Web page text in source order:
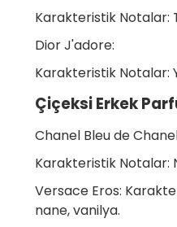
Karakteristik Notalar:
Dior J'adore:
Karakteristik Notalar:
Çiçeksi Erkek
Chanel Bleu de
Karakteristik Notalar:
Versace Eros:
nane, vanilya.